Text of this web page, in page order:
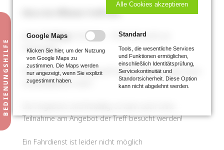
Disco im Offenen Treff (5€)
JedenFreitag
16:30 Uhr – 19:30 Uhr (nicht an
Feiertagen)
Ab 2024 ist der Freitagstreff wieder offen, es gibt keine
Anmeldepflicht mehr!
Teilnahme am Angebot der Treff besucht werden!
Ein Fahrdienst ist leider nicht möglich
Alle Cookies akzeptieren
Google Maps
Klicken Sie hier, um der Nutzung
von Google Maps zu
zustimmen. Die Maps werden
nur angezeigt, wenn Sie explizit
zugestimmt haben.
Standard
Tools, die wesentliche Services
und Funktionen ermöglichen,
einschließlich Identitätsprüfung,
Servicekontinuität und
Standortsicherheit. Diese Option
kann nicht abgelehnt werden.